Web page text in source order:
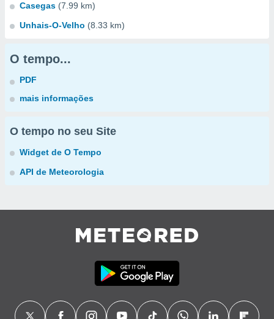
Casegas (7.99 km)
Unhais-O-Velho (8.33 km)
O tempo...
PDF
mais informações
O tempo no seu Site
Widget de O Tempo
API de Meteorologia